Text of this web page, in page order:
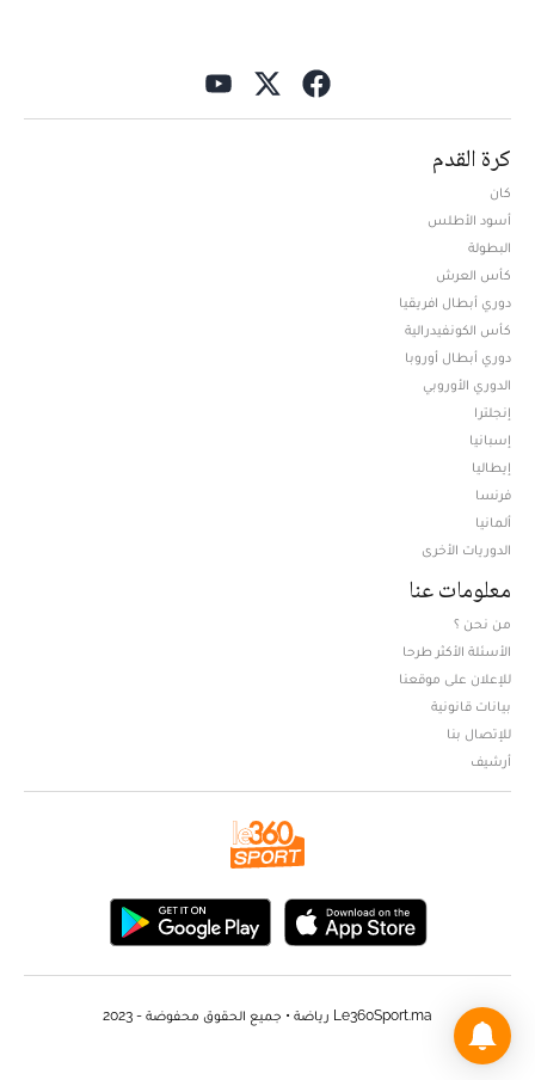
كرة القدم
كان
أسود الأطلس
البطولة
كأس العرش
دوري أبطال افريقيا
كأس الكونفيدرالية
دوري أبطال أوروبا
الدوري الأوروبي
إنجلترا
إسبانيا
إيطاليا
فرنسا
ألمانيا
الدوريات الأخرى
معلومات عنا
من نحن ؟
الأسئلة الأكثر طرحا
للإعلان على موقعنا
بيانات قانونية
للإتصال بنا
أرشيف
Le360Sport.ma رياضة • جميع الحقوق محفوضة - 2023